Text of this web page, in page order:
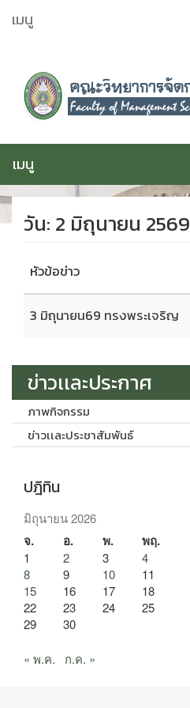
ไป
เมนู
เมนู
วัน: 2 มิถุนายน 2569
หัวข้อข่าว
3 มิถุนายน69 ทรงพระเจริญ
ข่าวเเละประกาศ
ภาพกิจกรรม
ข่าวเเละประชาสัมพันธ์
ปฎิทิน
มิถุนายน 2026
จ. อ. พ. พฤ.
1 2 3 4
8
9 10 11
15
16 17 18
22
23 24 25
29
30
« พ.ค. ก.ค. »